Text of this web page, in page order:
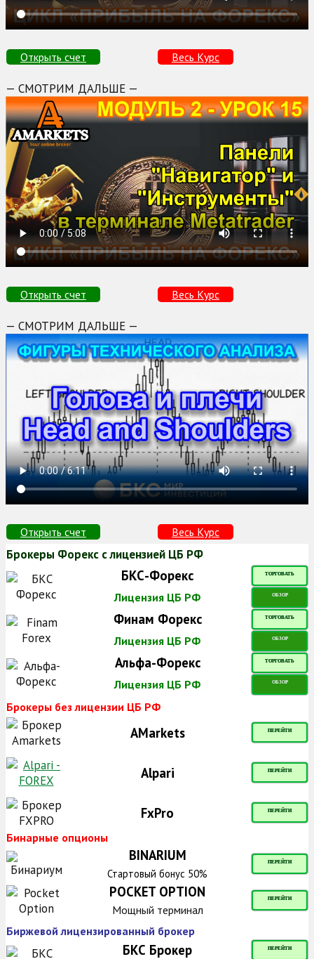
Открыть счет Весь Курс
— СМОТРИМ ДАЛЬШЕ —
Открыть счет Весь Курс
— СМОТРИМ ДАЛЬШЕ —
Открыть счет Весь Курс
Брокеры Форекс с лицензией ЦБ РФ
БКС-Форекс ТОРГОВАТЬ
Лицензия ЦБ РФ ОБЗОР
Финам Форекс ТОРГОВАТЬ
Лицензия ЦБ РФ ОБЗОР
Альфа-Форекс ТОРГОВАТЬ
Лицензия ЦБ РФ ОБЗОР
Брокеры без лицензии ЦБ РФ
AMarkets ПЕРЕЙТИ
Alpari ПЕРЕЙТИ
FxPro ПЕРЕЙТИ
Бинарные опционы
BINARIUM ПЕРЕЙТИ
Стартовый бонус 50%
POCKET OPTION ПЕРЕЙТИ
Мощный терминал
Биржевой лицензированный брокер
БКС Брокер ПЕРЕЙТИ